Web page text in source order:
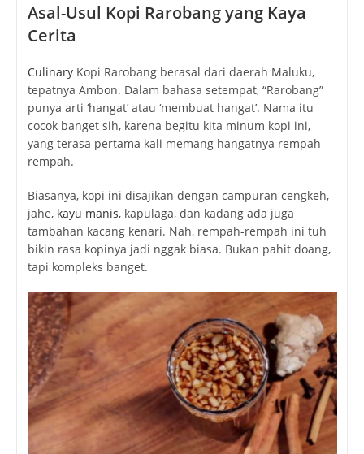
Asal-Usul Kopi Rarobang yang Kaya
Cerita
CulinaryKopi Rarobang berasal dari daerah Maluku,
tepatnya Ambon. Dalam bahasa setempat, “Rarobang”
punya arti ‘hangat’ atau ‘membuat hangat’. Nama itu
cocok banget sih, karena begitu kita minum kopi ini,
yang terasa pertama kali memang hangatnya rempah-
rempah.
Biasanya, kopi ini disajikan dengan campuran cengkeh,
jahe, kayu manis, kapulaga, dan kadang ada juga
tambahan kacang kenari. Nah, rempah-rempah ini tuh
bikin rasa kopinya jadi nggak biasa. Bukan pahit doang,
tapi kompleks banget.